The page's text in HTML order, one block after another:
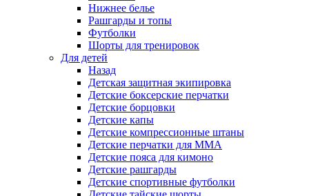
Нижнее белье
Рашгарды и топы
Футболки
Шорты для тренировок
Для детей
Назад
Детская защитная экипировка
Детские боксерские перчатки
Детские борцовки
Детские капы
Детские компрессионные штаны
Детские перчатки для ММА
Детские пояса для кимоно
Детские рашгарды
Детские спортивные футболки